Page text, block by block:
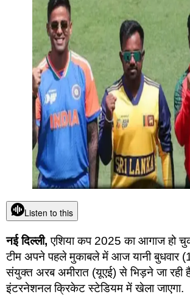
Listen to this
नई दिल्ली, एशिया कप 2025 का आगाज हो
टीम अपने पहले मुकाबले में आज यानी बुधवार
संयुक्त अरब अमीरात (यूएई) से भिड़ने जा रही
इंटरनेशनल क्रिकेट स्टेडियम में खेला जाएगा.